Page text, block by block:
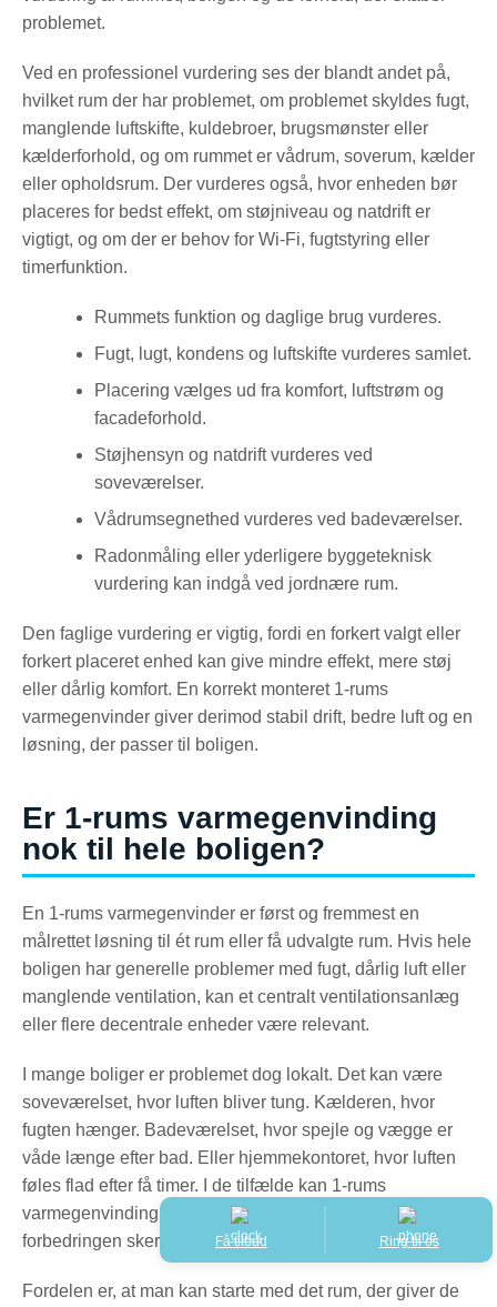
problemet.
Ved en professionel vurdering ses der blandt andet på,
hvilket rum der har problemet, om problemet skyldes fugt,
manglende luftskifte, kuldebroer, brugsmønster eller
kælderforhold, og om rummet er vådrum, soverum, kælder
eller opholdsrum. Der vurderes også, hvor enheden bør
placeres for bedst effekt, om støjniveau og natdrift er
vigtigt, og om der er behov for Wi-Fi, fugtstyring eller
timerfunktion.
Rummets funktion og daglige brug vurderes.
Fugt, lugt, kondens og luftskifte vurderes samlet.
Placering vælges ud fra komfort, luftstrøm og
facadeforhold.
Støjhensyn og natdrift vurderes ved
soveværelser.
Vådrumsegnethed vurderes ved badeværelser.
Radonmåling eller yderligere byggeteknisk
vurdering kan indgå ved jordnære rum.
Den faglige vurdering er vigtig, fordi en forkert valgt eller
forkert placeret enhed kan give mindre effekt, mere støj
eller dårlig komfort. En korrekt monteret 1-rums
varmegenvinder giver derimod stabil drift, bedre luft og en
løsning, der passer til boligen.
Er 1-rums varmegenvinding
nok til hele boligen?
En 1-rums varmegenvinder er først og fremmest en
målrettet løsning til ét rum eller få udvalgte rum. Hvis hele
boligen har generelle problemer med fugt, dårlig luft eller
manglende ventilation, kan et centralt ventilationsanlæg
eller flere decentrale enheder være relevant.
I mange boliger er problemet dog lokalt. Det kan være
soveværelset, hvor luften bliver tung. Kælderen, hvor
fugten hænger. Badeværelset, hvor spejle og vægge er
våde længe efter bad. Eller hjemmekontoret, hvor luften
føles flad efter få timer. I de tilfælde kan 1-rums
varmegenvinding være en praktisk løsning, fordi
forbedringen sker præcist dér, hvor behovet er størst.
Fordelen er, at man kan starte med det rum, der giver de
Få tilbud Ring til os